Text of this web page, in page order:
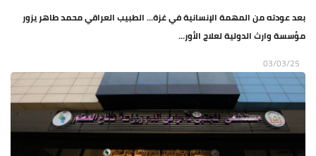
بعد عودته من المهمة الإنسانية في غزة... الطبيب العراقي محمد طاهر يزور
مؤسسة وارث الدولية لعلاج الأور...
03/03/25